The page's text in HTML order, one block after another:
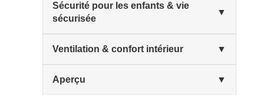
Sécurité pour les enfants & vie
sécurisée
▼
Ventilation & confort intérieur ▼
Aperçu ▼